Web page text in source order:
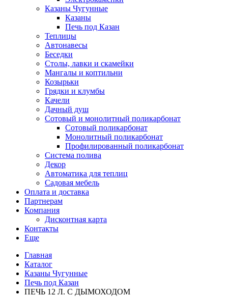
Казаны Чугунные
Казаны
Печь под Казан
Теплицы
Автонавесы
Беседки
Столы, лавки и скамейки
Мангалы и коптильни
Козырьки
Грядки и клумбы
Качели
Дачный душ
Сотовый и монолитный поликарбонат
Сотовый поликарбонат
Монолитный поликарбонат
Профилированный поликарбонат
Система полива
Декор
Автоматика для теплиц
Садовая мебель
Оплата и доставка
Партнерам
Компания
Дисконтная карта
Контакты
Еще
Главная
Каталог
Казаны Чугунные
Печь под Казан
ПЕЧЬ 12 Л. С ДЫМОХОДОМ